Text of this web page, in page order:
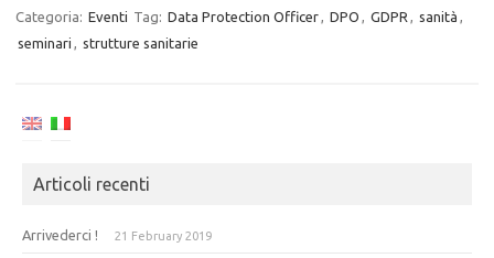
Categoria: Eventi Tag: Data Protection Officer, DPO , GDPR , sanità ,
seminari , strutture sanitarie
Articoli recenti
Arrivederci ! 21 February 2019